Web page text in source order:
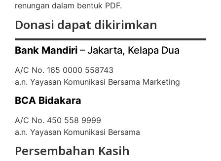
renungan dalam bentuk PDF.
Donasi dapat dikirimkan
Bank Mandiri – Jakarta, Kelapa Dua
A/C No. 165 0000 558743
a.n. Yayasan Komunikasi Bersama Marketing
BCA Bidakara
A/C No. 450 558 9999
a.n. Yayasan Komunikasi Bersama
Persembahan Kasih